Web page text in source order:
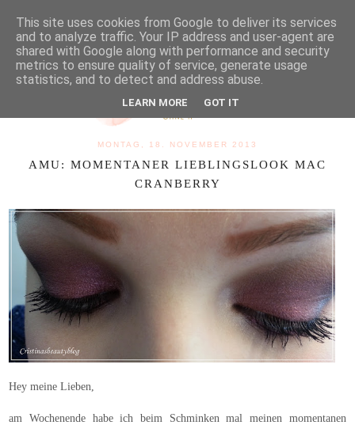
MENU
MONTAG, 18. NOVEMBER 2013
AMU: MOMENTANER LIEBLINGSLOOK MAC
CRANBERRY
Hey meine Lieben,
am Wochenende habe ich beim Schminken mal meinen momentanen
This site uses cookies from Google to deliver its services
and to analyze traffic. Your IP address and user-agent are
shared with Google along with performance and security
metrics to ensure quality of service, generate usage
statistics, and to detect and address abuse.
LEARN MORE GOT IT